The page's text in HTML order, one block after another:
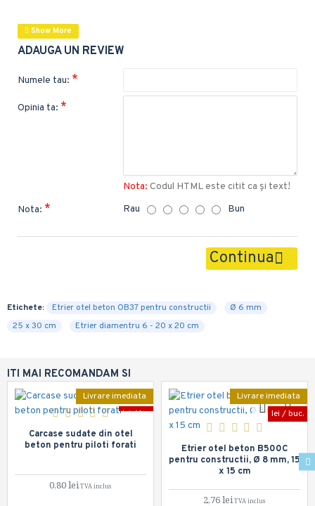
ADAUGA UN REVIEW
Numele tau:
Opinia ta:
Nota: Codul HTML este citit ca şi text!
Nota:
Rau Bun
Continua
Etichete: Etrier otel beton OB37 pentru constructii
Ø 6 mm
25 x 30 cm
Etrier diamentru 6 - 20 x 20 cm
ITI MAI RECOMANDAM SI
Livrare imediata
lei / kg.
Carcase sudate din otel
beton pentru piloti forati
0,80 lei
Livrare imediata
lei / buc.
Etrier otel beton B500C
pentru constructii, Ø 8 mm, 15
x 15 cm
2,76 lei